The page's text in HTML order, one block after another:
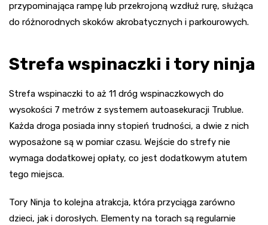
przypominająca rampę lub przekrojoną wzdłuż rurę, służąca
do różnorodnych skoków akrobatycznych i parkourowych.
Strefa wspinaczki i tory ninja
Strefa wspinaczki to aż 11 dróg wspinaczkowych do
wysokości 7 metrów z systemem autoasekuracji Trublue.
Każda droga posiada inny stopień trudności, a dwie z nich
wyposażone są w pomiar czasu. Wejście do strefy nie
wymaga dodatkowej opłaty, co jest dodatkowym atutem
tego miejsca.
Tory Ninja to kolejna atrakcja, która przyciąga zarówno
dzieci, jak i dorosłych. Elementy na torach są regularnie